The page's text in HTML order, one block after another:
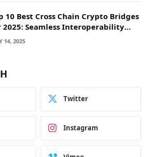
10 Best Cross Chain Crypto Bridges
2025: Seamless Interoperability
Blockchain Networks
14, 2025
Twitter
Instagram